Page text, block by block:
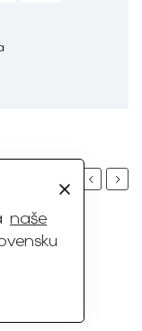
naše
PreviousNext